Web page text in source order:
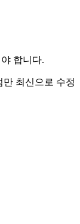
합니다.
최신으로 수정